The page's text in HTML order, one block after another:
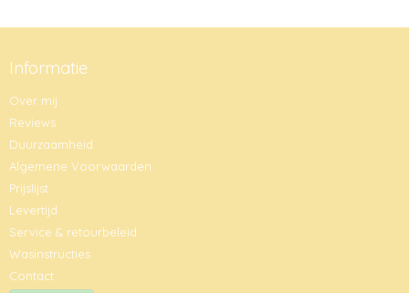
Informatie
Over mij
Reviews
Duurzaamheid
Algemene Voorwaarden
Prijslijst
Levertijd
Service & retourbeleid
Wasinstructies
Contact